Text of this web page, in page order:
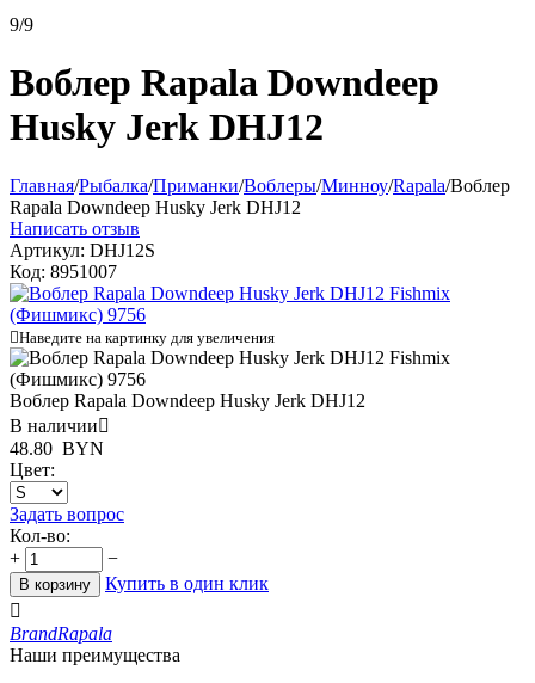
9/9
Воблер Rapala Downdeep
Husky Jerk DHJ12
Главная/Рыбалка/Приманки/Воблеры/Минноу/Rapala/Воблер
Rapala Downdeep Husky Jerk DHJ12
Написать отзыв
Артикул: DHJ12S
Код: 8951007
Наведите на картинку для увеличения
Воблер Rapala Downdeep Husky Jerk DHJ12
В наличии
48.80 BYN
Цвет:
Задать вопрос
Кол-во:
+
−
В корзину
Купить в один клик

BrandRapala
Наши преимущества